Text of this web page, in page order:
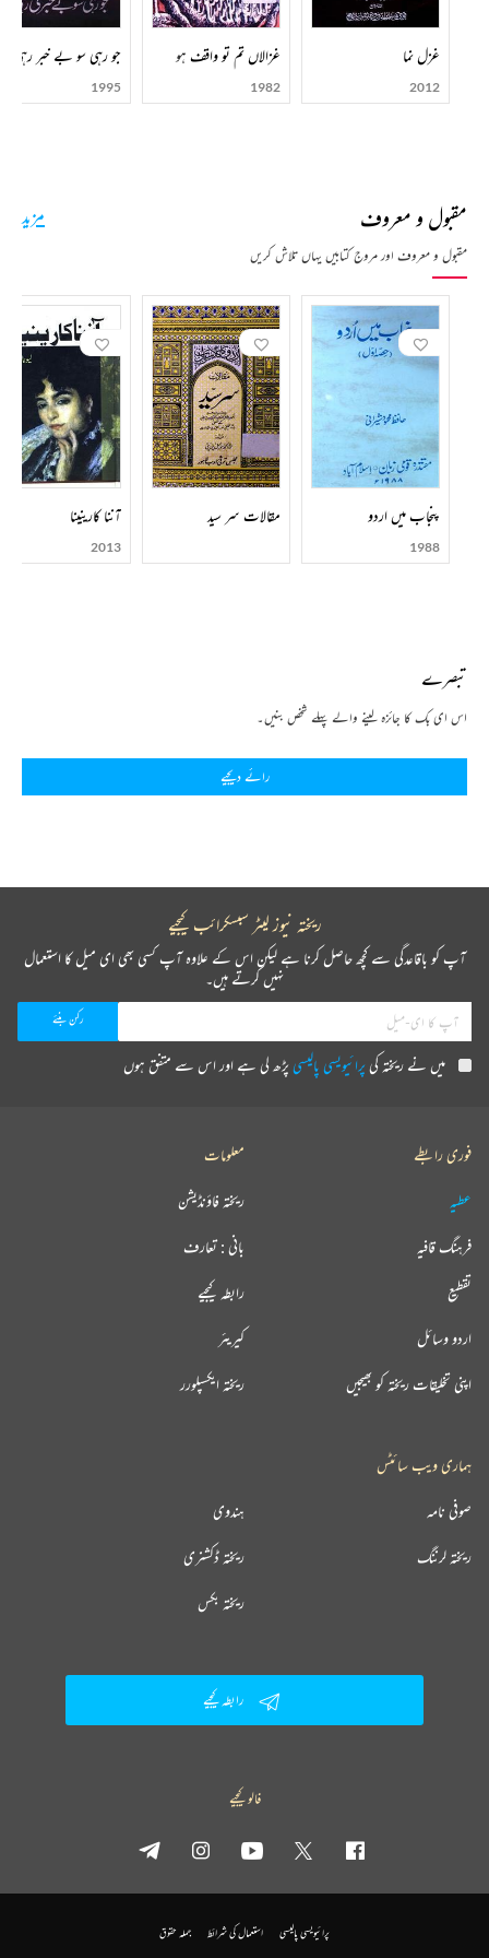
غزل نما
2012
غزالاں تم تو واقف ہو
1982
جو رہی سو بے خبر رہی
1995
مقبول و معروف
مقبول و معروف اور مروج کتابیں یہاں تلاش کریں
مزید
پنجاب میں اردو
1988
مقالات سر سید آننا کارینینا
2013
تبصرے
اس ای بک کا جائزہ لینے والے پہلے شخص بنیں۔
رائے دیجیے
ریختہ نیوز لیٹر سبسکرائب کیجیے
آپ کو باقاعدگی سے کچھ حاصل کرنا ہے لیکن اس کے علاوہ آپ کسی بھی ای میل کا استعمال
نہیں کرتے ہیں۔
میں نے ریختہ کیپرائیویسی پالیسیپڑھ لی ہے اور اس سے متفق ہوں
فوری رابطے
عطیہ
فرہنگ قافیہ
تقطیع
اردو وسائل
اپنی تخلیقات ریختہ کو بھیجیں
معلومات
ریختہ فاؤنڈیشن
بانی : تعارف
رابطہ کیجیے
کیریئر
ریختہ ایکسپلورر
ہماری ویب سائٹس
ہندوی صوفی نامہ
ریختہ ڈکشنری ریختہ لرننگ
ریختہ بکس
رابطہ کیجیے
فالو کیجیے
پرائیویسی پالیسی استعمال کی شرائط جملہ حقوق